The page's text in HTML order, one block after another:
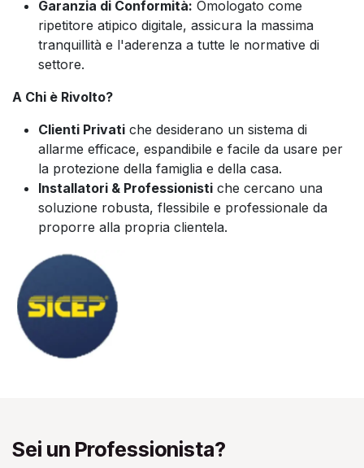
Garanzia di Conformità: Omologato come
ripetitore atipico digitale, assicura la massima
tranquillità e l'aderenza a tutte le normative di
settore.
A Chi è Rivolto?
Clienti Privati che desiderano un sistema di
allarme efficace, espandibile e facile da usare per
la protezione della famiglia e della casa.
Installatori & Professionisti che cercano una
soluzione robusta, flessibile e professionale da
proporre alla propria clientela.
Sei un Professionista?